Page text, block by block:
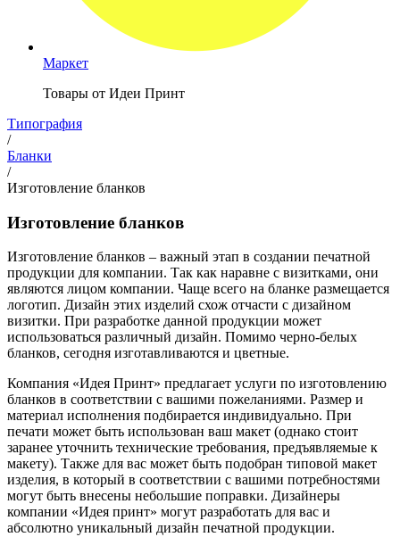
Маркет
Товары от Идеи Принт
Типография
/
Бланки
/
Изготовление бланков
Изготовление бланков
Изготовление бланков – важный этап в создании печатной
продукции для компании. Так как наравне с визитками, они
являются лицом компании. Чаще всего на бланке размещается
логотип. Дизайн этих изделий схож отчасти с дизайном
визитки. При разработке данной продукции может
использоваться различный дизайн. Помимо черно-белых
бланков, сегодня изготавливаются и цветные.
Компания «Идея Принт» предлагает услуги по изготовлению
бланков в соответствии с вашими пожеланиями. Размер и
материал исполнения подбирается индивидуально. При
печати может быть использован ваш макет (однако стоит
заранее уточнить технические требования, предъявляемые к
макету). Также для вас может быть подобран типовой макет
изделия, в который в соответствии с вашими потребностями
могут быть внесены небольшие поправки. Дизайнеры
компании «Идея принт» могут разработать для вас и
абсолютно уникальный дизайн печатной продукции.